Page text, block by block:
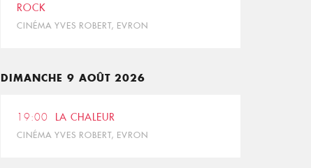
ROCK
CINÉMA YVES ROBERT, EVRON
DIMANCHE 9 AOÛT 2026
19:00 LA CHALEUR
CINÉMA YVES ROBERT, EVRON